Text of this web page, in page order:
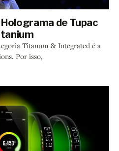
de Tupac
Titanum & Integrated é a
Por isso,